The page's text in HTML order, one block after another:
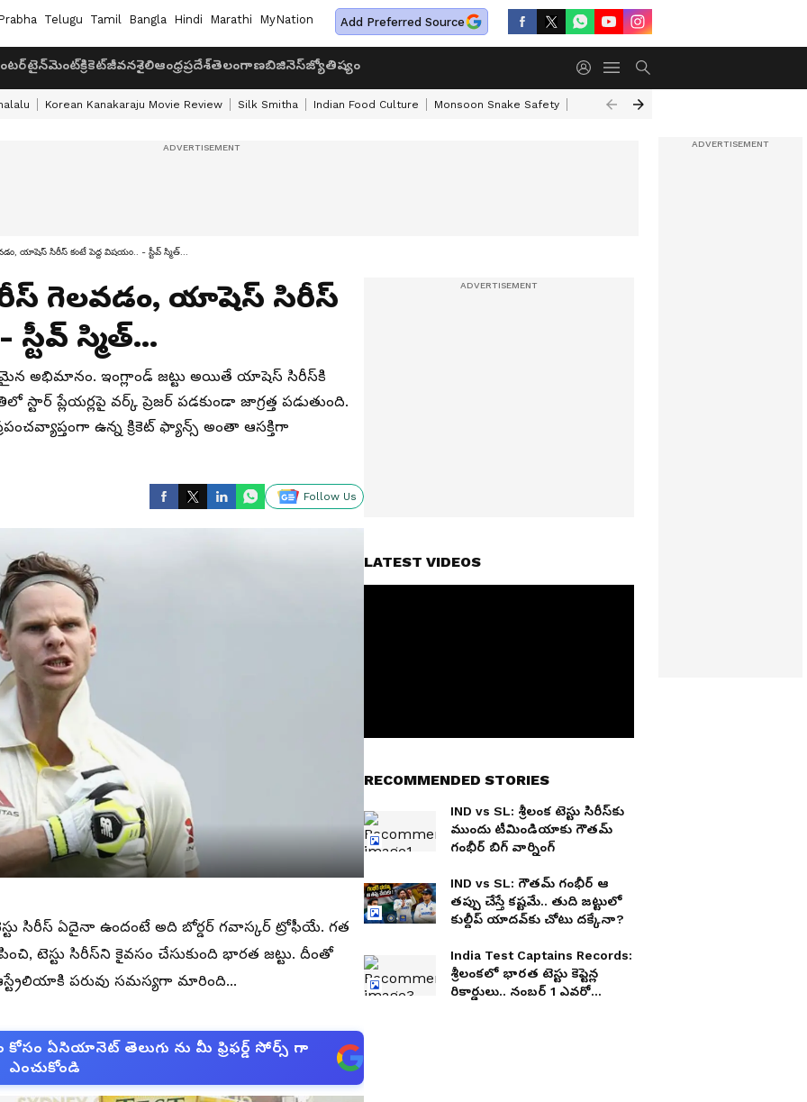
Telugu Tamil Bangla Hindi Marathi MyNation Add Preferred Source
క్రికెట్జీవనశైలిఆంధ్రప్రదేశ్తెలంగాణబిజినెస్జ్యోతిష్యం
Korean Kanakaraju Movie Review Silk Smitha Indian Food Culture Monsoon Snake Safety Akkineni Nageswara Rao
యాషెస్ సిరీస్ కంటే పెద్ద విషయం.. - స్టీవ్ స్మిత్...
గెలవడం, యాషెస్ సిరీస్
స్మిత్...
అభిమానం. ఇంగ్లాండ్ జట్టు అయితే యాషెస్ సిరీస్‌కి
స్టార్ ప్లేయర్లపై వర్క్ ప్రెజర్ పడకుండా జాగ్రత్త పడుతుంది.
ఉన్న క్రికెట్ ఫ్యాన్స్ అంతా ఆసక్తిగా
Follow Us
సిరీస్ ఏదైనా ఉందంటే అది బోర్డర్ గవాస్కర్ ట్రోఫీయే. గత
టెస్టు సిరీస్‌ని కైవసం చేసుకుంది భారత జట్టు. దీంతో
పరువు సమస్యగా మారింది...
ఏసియానెట్ తెలుగు ను మీ ఫ్రిఫర్డ్ సోర్స్ గా
ఎంచుకోండి
LATEST VIDEOS
RECOMMENDED STORIES
IND vs SL: శ్రీలంక టెస్టు సిరీస్‌కు
ముందు టీమిండియాకు గౌతమ్
గంభీర్ బిగ్ వార్నింగ్
IND vs SL: గౌతమ్ గంభీర్ ఆ
తప్పు చేస్తే కష్టమే.. తుది జట్టులో
కుల్దీప్ యాదవ్‌కు చోటు దక్కేనా?
India Test Captains Records:
శ్రీలంకలో భారత టెస్టు కెప్టెన్ల
రికార్డులు.. నంబర్ 1 ఎవరో